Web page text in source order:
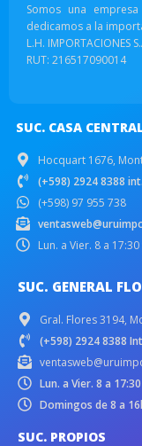
Somos una
dedicamos a la
L.H. IMPORTACIONES
RUT: 216517090014
SUC. CASA
Hocquart 1676,
(+598) 2924 8388
(+598) 97 955 738
Lun. a Vier. 8 a
SUC. GENERAL
Gral. Flores 3194,
(+598) 2924 8388
Lun. a Vier. 8 a
Domingos de 8 a
SUC. PROPIOS